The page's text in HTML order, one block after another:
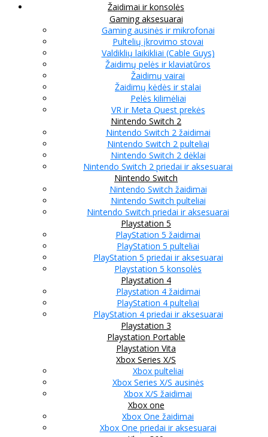
Žaidimai ir konsolės
Gaming aksesuarai
Gaming ausinės ir mikrofonai
Pultelių įkrovimo stovai
Valdiklių laikikliai (Cable Guys)
Žaidimų pelės ir klaviatūros
Žaidimų vairai
Žaidimų kėdės ir stalai
Pelės kilimėliai
VR ir Meta Quest prekės
Nintendo Switch 2
Nintendo Switch 2 žaidimai
Nintendo Switch 2 pulteliai
Nintendo Switch 2 dėklai
Nintendo Switch 2 priedai ir aksesuarai
Nintendo Switch
Nintendo Switch žaidimai
Nintendo Switch pulteliai
Nintendo Switch priedai ir aksesuarai
Playstation 5
PlayStation 5 žaidimai
PlayStation 5 pulteliai
PlayStation 5 priedai ir aksesuarai
Playstation 5 konsolės
Playstation 4
Playstation 4 žaidimai
PlayStation 4 pulteliai
PlayStation 4 priedai ir aksesuarai
Playstation 3
Playstation Portable
Playstation Vita
Xbox Series X/S
Xbox pulteliai
Xbox Series X/S ausinės
Xbox X/S žaidimai
Xbox one
Xbox One žaidimai
Xbox One priedai ir aksesuarai